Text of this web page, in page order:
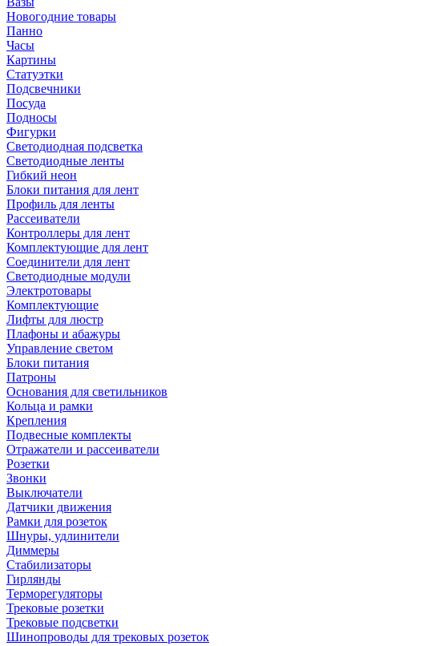
Новогодние товары
Панно
Часы
Картины
Статуэтки
Подсвечники
Посуда
Подносы
Фигурки
Светодиодная подсветка
Светодиодные ленты
Гибкий неон
Блоки питания для лент
Профиль для ленты
Рассеиватели
Контроллеры для лент
Комплектующие для лент
Соединители для лент
Светодиодные модули
Электротовары
Комплектующие
Лифты для люстр
Плафоны и абажуры
Управление светом
Блоки питания
Патроны
Основания для светильников
Кольца и рамки
Крепления
Подвесные комплекты
Отражатели и рассеиватели
Розетки
Звонки
Выключатели
Датчики движения
Рамки для розеток
Шнуры, удлинители
Диммеры
Стабилизаторы
Гирлянды
Терморегуляторы
Трековые розетки
Трековые подсветки
Шинопроводы для трековых розеток